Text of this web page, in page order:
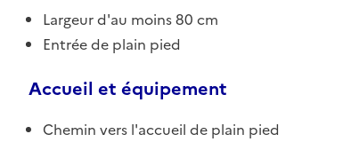
Largeur d'au moins 80 cm
Entrée de plain pied
Accueil et équipement
Chemin vers l'accueil de plain pied